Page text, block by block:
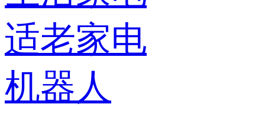
适老家电
机器人